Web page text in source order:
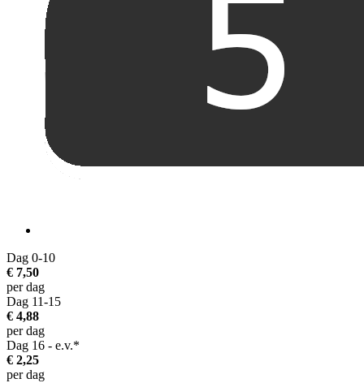
Dag 0-10
€ 7,50
per dag
Dag 11-15
€ 4,88
per dag
Dag 16 - e.v.*
€ 2,25
per dag